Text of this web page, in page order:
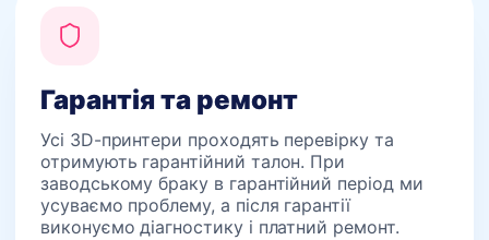
Гарантія та ремонт
Усі 3D-принтери проходять перевірку та
отримують гарантійний талон. При
заводському браку в гарантійний період ми
усуваємо проблему, а після гарантії
виконуємо діагностику і платний ремонт.